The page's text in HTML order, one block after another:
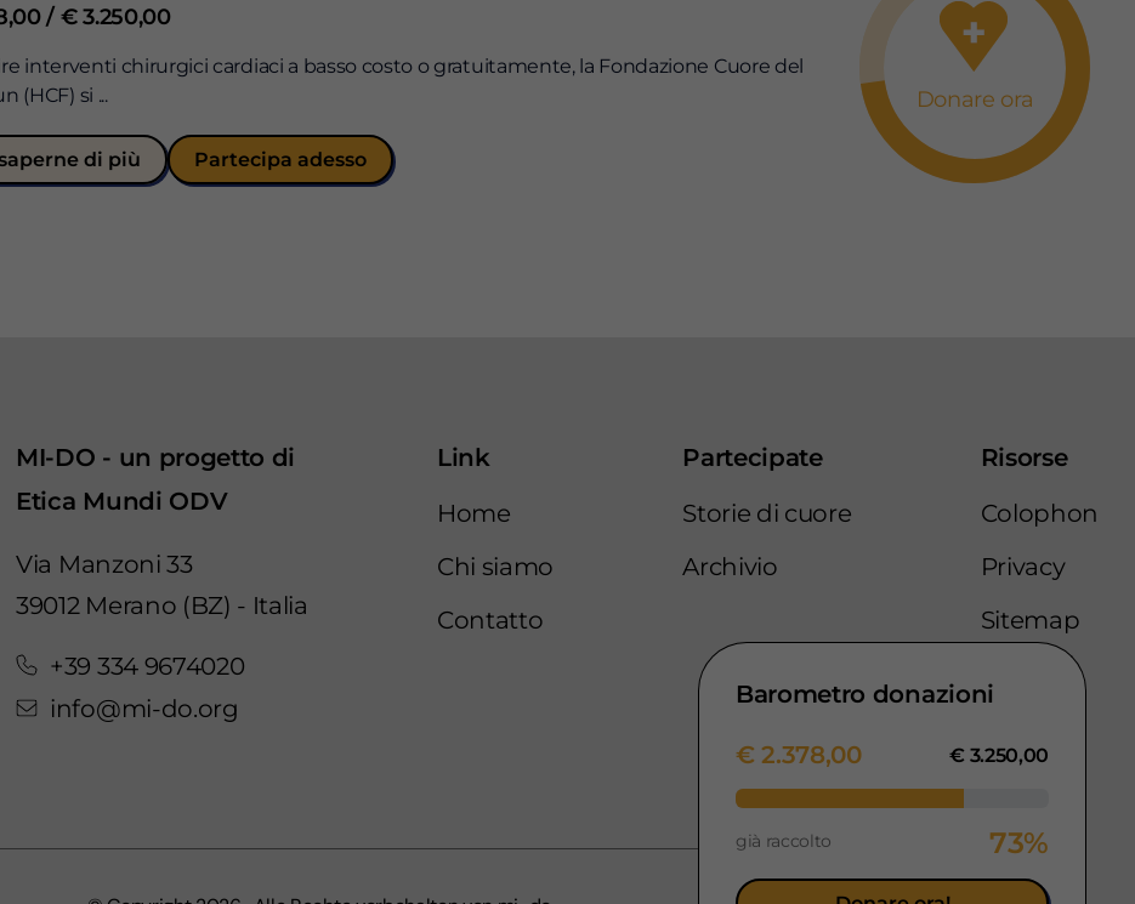
Barometro donazioni
€ 2.378,00 € 3.250,00
già raccolto 73%
/ € 3.250,00
interventi chirurgici cardiaci a basso costo o gratuitamente, la Fondazione Cuore del
(HCF) si ...
di più Partecipa adesso
Donare ora
MI-DO - un progetto di
Etica Mundi ODV
Via Manzoni 33
39012 Merano (BZ) - Italia
+39 334 9674020
info@mi-do.org
Link
Home
Chi siamo
Contatto
Partecipate
Storie di cuore
Archivio
Risorse
Colophon
Privacy
Sitemap